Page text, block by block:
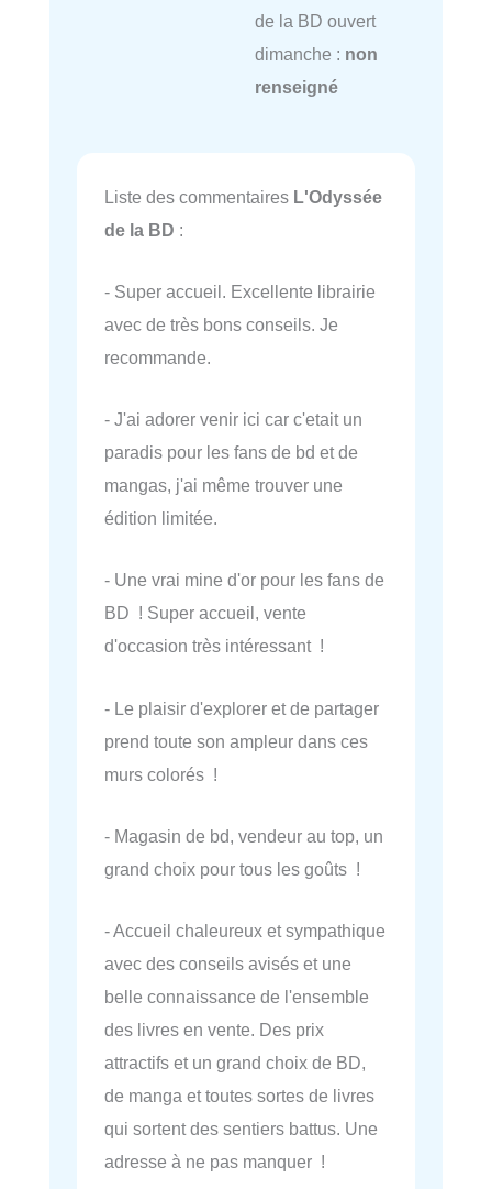
de la BD ouvert
dimanche : non
renseigné
Liste des commentaires L'Odyssée
de la BD :
- Super accueil. Excellente librairie
avec de très bons conseils. Je
recommande.
- J'ai adorer venir ici car c'etait un
paradis pour les fans de bd et de
mangas, j'ai même trouver une
édition limitée.
- Une vrai mine d'or pour les fans de
BD ! Super accueil, vente
d'occasion très intéressant !
- Le plaisir d'explorer et de partager
prend toute son ampleur dans ces
murs colorés !
- Magasin de bd, vendeur au top, un
grand choix pour tous les goûts !
- Accueil chaleureux et sympathique
avec des conseils avisés et une
belle connaissance de l'ensemble
des livres en vente. Des prix
attractifs et un grand choix de BD,
de manga et toutes sortes de livres
qui sortent des sentiers battus. Une
adresse à ne pas manquer !